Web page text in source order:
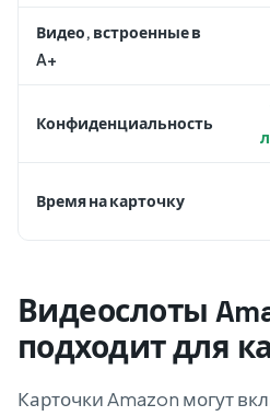
Видео, встроенные в
A+
Конфиденциальность
Время на карточку
Видеослоты
подходит для
Карточки Amazon могут